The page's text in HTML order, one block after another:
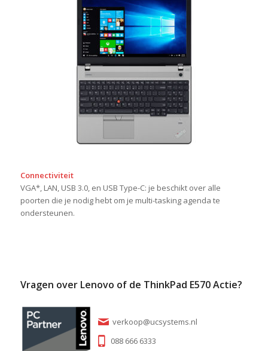
Connectiviteit
VGA*, LAN, USB 3.0, en USB Type-C: je beschikt over alle
poorten die je nodig hebt om je multi-tasking agenda te
ondersteunen.
Vragen over Lenovo of de ThinkPad E570 Actie?
verkoop@ucsystems.nl
088 666 6333